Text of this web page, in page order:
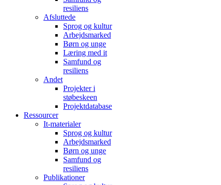
resiliens
Afsluttede
Sprog og kultur
Arbejdsmarked
Børn og unge
Læring med it
Samfund og
resiliens
Andet
Projekter i
støbeskeen
Projektdatabase
Ressourcer
It-materialer
Sprog og kultur
Arbejdsmarked
Børn og unge
Samfund og
resiliens
Publikationer